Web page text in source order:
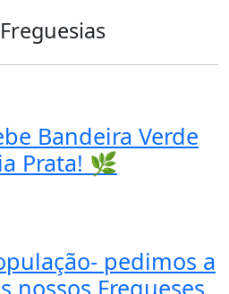
Bandeira Verde
Prata! 🌿
pedimos a
nossos Fregueses